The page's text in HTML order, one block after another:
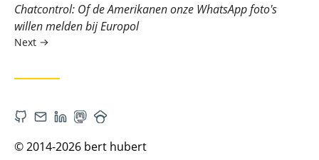
Next
post:
Chatcontrol: Of de Amerikanen onze WhatsApp foto's
willen melden bij Europol
Next
Open
account
Contact
Email
Open
account
Open
account
Open
account
© 2014-2026 bert hubert